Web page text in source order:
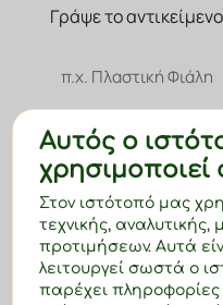
Γράψε το
Οδηγός
Δείτε πώς θα
Ένας (1) τόνος
εξοικονομεί 17
νερού και 1.750
Το χαρτόνι
Αυτός ο
χρησιμοποιεί
Στον ιστότοπό μας
τεχνικής, αναλυτικής,
προτιμήσεων. Αυτά
λειτουργεί σωστά ο
παρέχει